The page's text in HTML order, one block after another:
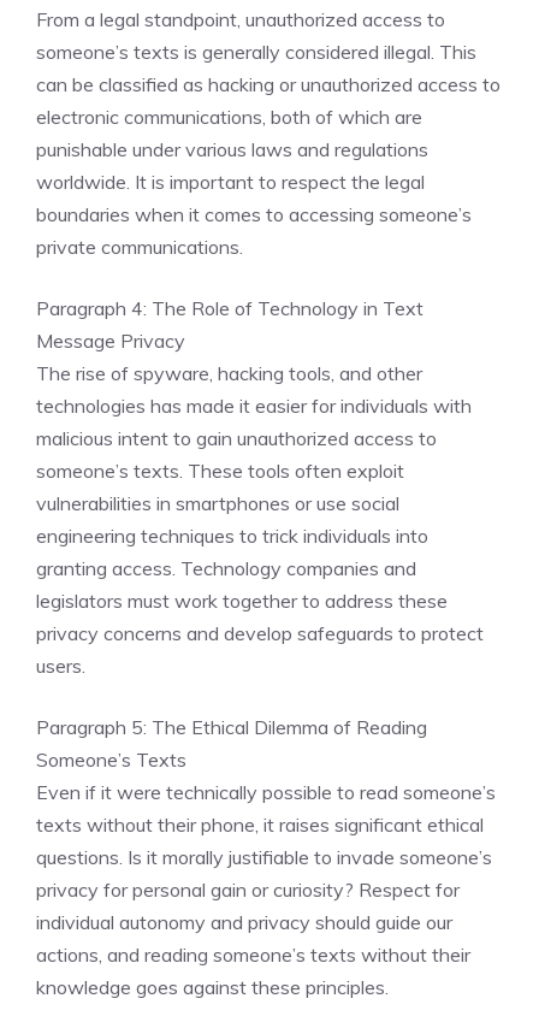
From a legal standpoint, unauthorized access to
someone’s texts is generally considered illegal. This
can be classified as hacking or unauthorized access to
electronic communications, both of which are
punishable under various laws and regulations
worldwide. It is important to respect the legal
boundaries when it comes to accessing someone’s
private communications.
Paragraph 4: The Role of Technology in Text
Message Privacy
The rise of spyware, hacking tools, and other
technologies has made it easier for individuals with
malicious intent to gain unauthorized access to
someone’s texts. These tools often exploit
vulnerabilities in smartphones or use social
engineering techniques to trick individuals into
granting access. Technology companies and
legislators must work together to address these
privacy concerns and develop safeguards to protect
users.
Paragraph 5: The Ethical Dilemma of Reading
Someone’s Texts
Even if it were technically possible to read someone’s
texts without their phone, it raises significant ethical
questions. Is it morally justifiable to invade someone’s
privacy for personal gain or curiosity? Respect for
individual autonomy and privacy should guide our
actions, and reading someone’s texts without their
knowledge goes against these principles.